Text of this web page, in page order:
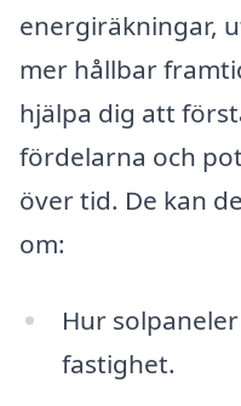
energiräkningar,
mer hållbar
hjälpa dig att
fördelarna och
över tid. De kan
om:
Hur
fastighet.